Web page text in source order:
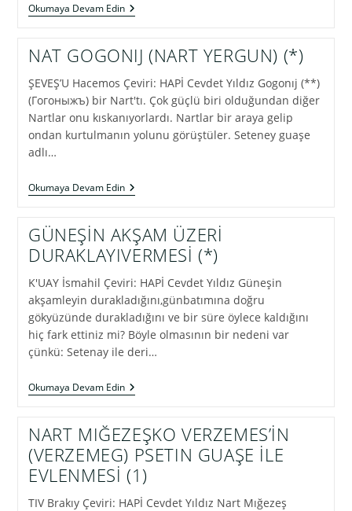
Okumaya Devam EdinNART
YERIŞE
ÖLÜMÜ
NAT GOGONIJ (NART YERGUN) (*)
ŞEVEŞ’U Hacemos Çeviri: HAPİ Cevdet Yıldız Gogonıj (**)
(Гогоныжъ) bir Nart'tı. Çok güçlü biri olduğundan diğer
Nartlar onu kıskanıyorlardı. Nartlar bir araya gelip
ondan kurtulmanın yolunu görüştüler. Seteney guaşe
adlı…
Okumaya Devam EdinNAT
GOGONIJ
YERGUN)
(*)
GÜNEŞİN AKŞAM ÜZERİ
DURAKLAYIVERMESİ (*)
K'UAY İsmahil Çeviri: HAPİ Cevdet Yıldız Güneşin
akşamleyin durakladığını,günbatımına doğru
gökyüzünde durakladığını ve bir süre öylece kaldığını
hiç fark ettiniz mi? Böyle olmasının bir nedeni var
çünkü: Setenay ile deri…
Okumaya Devam EdinGÜNEŞİN
AKŞAM
DURAKLAYIVERMESİ
(*)
NART MIĞEZEŞKO VERZEMES’İN
(VERZEMEG) PSETIN GUAŞE İLE
EVLENMESİ (1)
TIV Brakıy Çeviri: HAPİ Cevdet Yıldız Nart Mığezeş